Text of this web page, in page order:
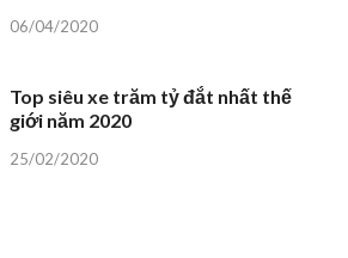
06/04/2020
Top siêu xe trăm tỷ đắt nhất thế
giới năm 2020
25/02/2020